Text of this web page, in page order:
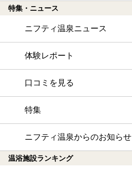
特集・ニュース
ニフティ温泉ニュース
体験レポート
口コミを見る
特集
ニフティ温泉からのお知らせ
温浴施設ランキング